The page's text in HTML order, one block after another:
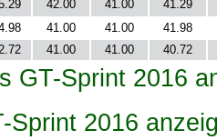
42.00 41.00
41.29
41.00 41.00
41.98
41.00 41.00 40.72
GT-Sprint 2016
Sprint 2016